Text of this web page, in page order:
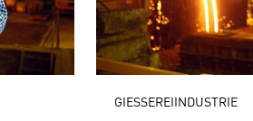
GIESSEREIINDUSTRIE